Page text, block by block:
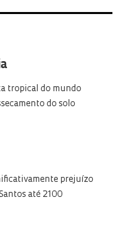
tropical do mundo
do solo
prejuízo
até 2100